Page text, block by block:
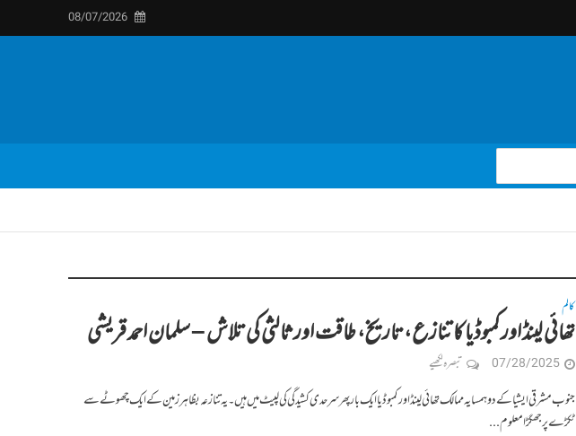
08/07/2026
کالم
تھائی لینڈ اور کمبوڈیا کا تنازع، تاریخ، طاقت اور ثالثی کی تلاش – سلمان احمد قریشی
07/28/2025 تبصرہ لکھیے
جنوب مشرقی ایشیا کے دو ہمسایہ ممالک تھائی لینڈ اور کمبوڈیا ایک بار پھر سرحدی کشیدگی کی لپیٹ میں ہیں۔ یہ تنازعہ بظاہر زمین کے ایک چھوٹے سے
ٹکڑے پر جھگڑا معلوم...